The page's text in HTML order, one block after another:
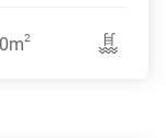
2